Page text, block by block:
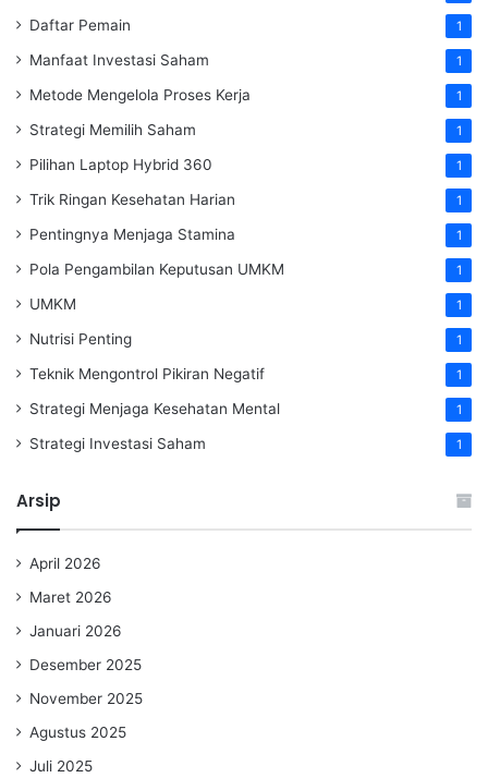
Daftar Pemain 1
Manfaat Investasi Saham 1
Metode Mengelola Proses Kerja 1
Strategi Memilih Saham 1
Pilihan Laptop Hybrid 360 1
Trik Ringan Kesehatan Harian 1
Pentingnya Menjaga Stamina 1
Pola Pengambilan Keputusan UMKM 1
UMKM 1
Nutrisi Penting 1
Teknik Mengontrol Pikiran Negatif 1
Strategi Menjaga Kesehatan Mental 1
Strategi Investasi Saham 1
Arsip
April 2026
Maret 2026
Januari 2026
Desember 2025
November 2025
Agustus 2025
Juli 2025